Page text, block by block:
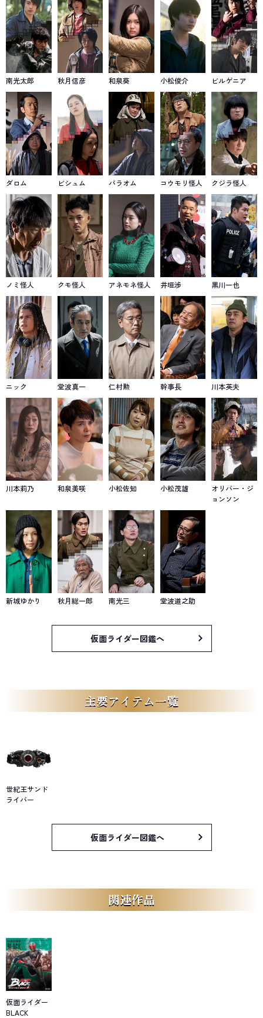
を迎えることとなる。
南光太郎 秋月信彦 和泉葵 小松俊介 ビルゲニア
ダロム ビシュム バラオム コウモリ怪人 クジラ怪人
ノミ怪人 クモ怪人 アネモネ怪人 井垣渉 黒川一也
ニック 堂波真一 仁村勲 幹事長 川本英夫
川本莉乃 和泉美咲 小松佐知 小松茂雄
オリバー・ジ
ョンソン
新城ゆかり 秋月総一郎 南光三 堂波道之助
仮面ライダー図鑑へ
主要アイテム一覧
世紀王サンド
ライバー
仮面ライダー図鑑へ
関連作品
仮面ライダー
BLACK